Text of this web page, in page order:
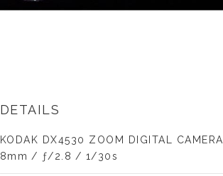
DETAILS
KODAK DX4530 ZOOM DIGITAL CAMERA
8mm / ƒ/2.8 / 1/30s